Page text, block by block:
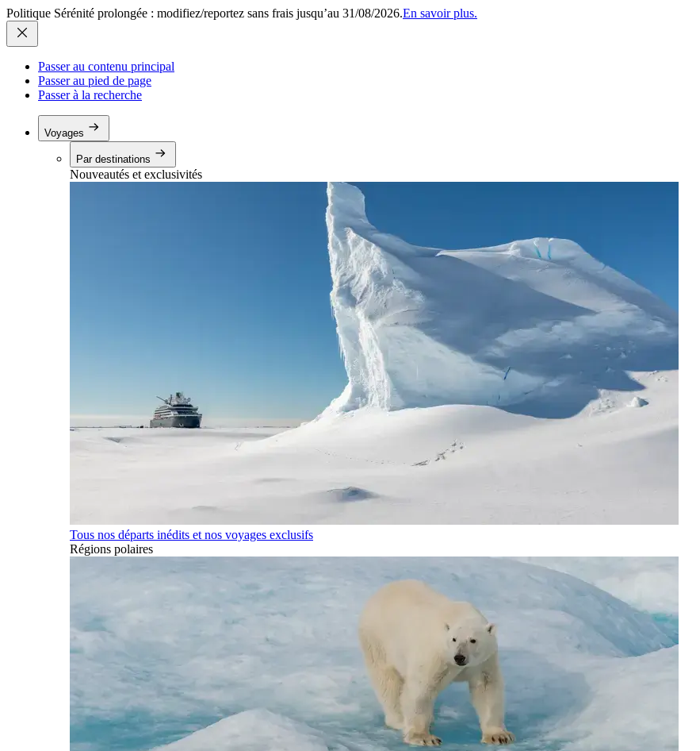
Politique Sérénité prolongée : modifiez/reportez sans frais jusqu’au 31/08/2026.En savoir plus.
Passer au contenu principal
Passer au pied de page
Passer à la recherche
Voyages
Par destinations
Nouveautés et exclusivités
Tous nos départs inédits et nos voyages exclusifs
Régions polaires